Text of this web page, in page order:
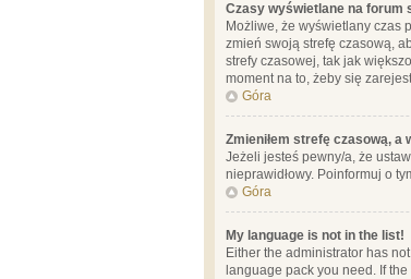
Czasy wyświetlane na forum
Możliwe, że wyświetlany czas
zmień swoją strefę czasową,
strefy czasowej, tak jak
moment na to, żeby się
Góra
Zmieniłem strefę czasową, a
Jeżeli jesteś pewny/a, że
nieprawidłowy. Poinformuj o
Góra
My language is not in the list!
Either the administrator has
language pack you need. If